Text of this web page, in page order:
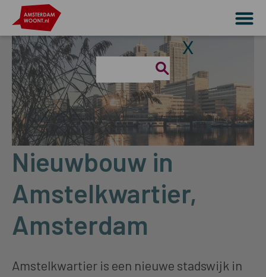
X
Nieuwbouw in
Amstelkwartier,
Amsterdam
Amstelkwartier is een nieuwe stadswijk in